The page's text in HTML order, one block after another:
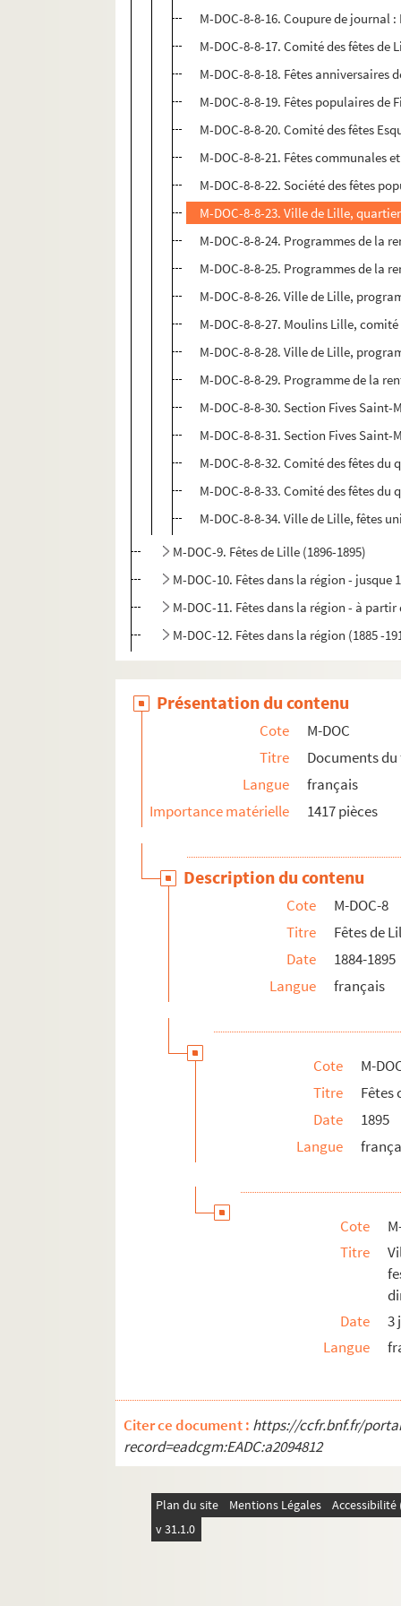
M-DOC-8-8-16. Coupure de journal
M-DOC-8-8-17. Comité des fêtes
M-DOC-8-8-18. Fêtes anniversaires
M-DOC-8-8-19. Fêtes populaires
M-DOC-8-8-20. Comité des fêtes
M-DOC-8-8-21. Fêtes communales
M-DOC-8-8-22. Société des fêtes
M-DOC-8-8-23. Ville de Lille,
M-DOC-8-8-24. Programmes de la
M-DOC-8-8-25. Programmes de la
M-DOC-8-8-26. Ville de Lille,
M-DOC-8-8-27. Moulins Lille,
M-DOC-8-8-28. Ville de Lille,
M-DOC-8-8-29. Programme de la
M-DOC-8-8-30. Section Fives
M-DOC-8-8-31. Section Fives
M-DOC-8-8-32. Comité des fêtes
M-DOC-8-8-33. Comité des fêtes
M-DOC-8-8-34. Ville de Lille, fêtes
M-DOC-9. Fêtes de Lille (1896-1895)
M-DOC-10. Fêtes dans la région - jusque
M-DOC-11. Fêtes dans la région - à partir
M-DOC-12. Fêtes dans la région (1885 -
Présentation du contenu
Cote
M-DOC
Titre
Documents
Langue
français
Importance matérielle
1417 pièces
Description du contenu
Cote
M-DOC-8
Titre
Fêtes de
Date
1884-1895
Langue
français
Cote
M-
Titre
Fêtes
Date
1895
Langue
Cote
Titre
Date
3
Langue
Citer ce document : https://ccfr.bnf.fr/
record=eadcgm:EADC:a2094812
Plan du site Mentions Légales
v 31.1.0